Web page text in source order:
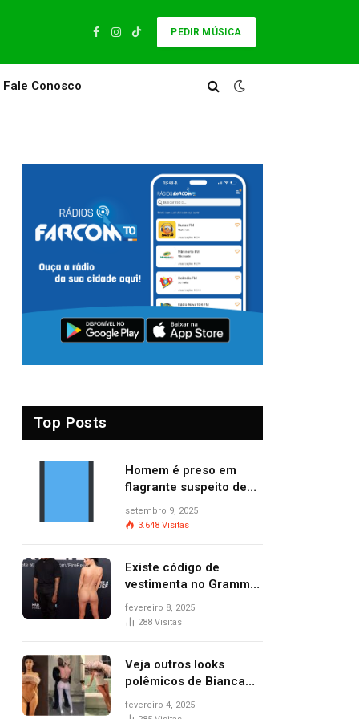
Facebook
Instagram
TikTok
PEDIR MÚSICA
Fale Conosco
Top Posts
Homem é preso em
flagrante suspeito de
provocar dois incêndios
criminosos no mesmo
setembro 9, 2025
3.648 Visitas
Existe código de
vestimenta no Grammy?
Questionamento surgiu
após Bianca Censori,
premiação
fevereiro 8, 2025
288 Visitas
Veja outros looks
polêmicos de Bianca
Censori, esposa de
Kanye West que
fevereiro 4, 2025